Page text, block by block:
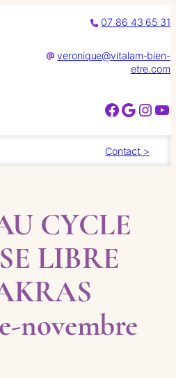
07 86 43 65 31
veronique@vitalam-bien-
etre.com
Facebook Google Instagram YouTube
Contact >
CYCLE
LIBRE
novembre